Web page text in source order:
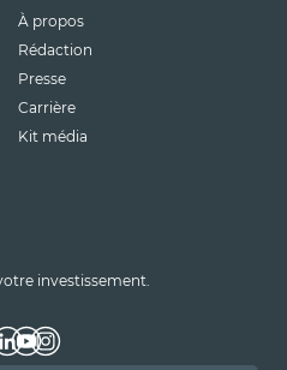
À propos
Rédaction
Presse
Carrière
Kit média
investissement.